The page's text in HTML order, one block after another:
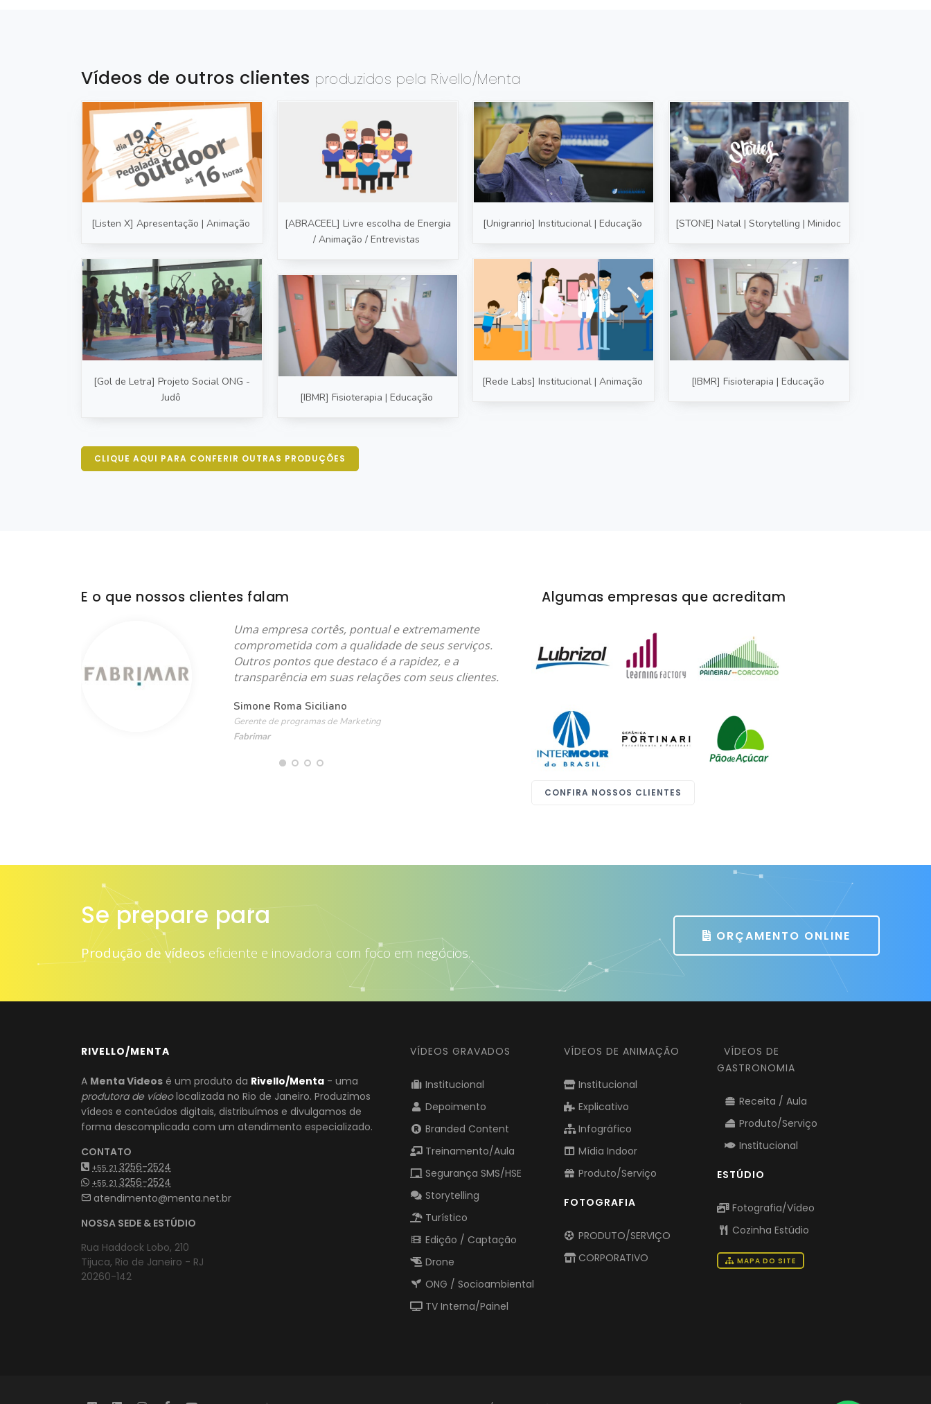
Vídeos de outros clientes produzidos pela Rivello/Menta
[Listen X] Apresentação | Animação
[ABRACEEL] Livre escolha de Energia
/ Animação / Entrevistas
[Unigranrio] Institucional | Educação [STONE] Natal | Storytelling | Minidoc
[Gol de Letra] Projeto Social ONG -
Judô
[Rede Labs] Institucional | Animação
[IBMR] Fisioterapia | Educação
[IBMR] Fisioterapia | Educação
CLIQUE AQUI PARA CONFERIR OUTRAS PRODUÇÕES
E o que nossos clientes falam
Uma empresa cortês, pontual e extremamente
comprometida com a qualidade de seus serviços.
Outros pontos que destaco é a rapidez, e a
transparência em suas relações com seus clientes.
Simone Roma Siciliano
Gerente de programas de Marketing
Fabrimar
solicitações. Equipe de Campo teve um
adequado no local de gravação e atendeu as
solicitações do cliente.
Commercial & Contracts Coordinator
Aeróleo Táxi Aéreo
Algumas empresas que acreditam
CONFIRA NOSSOS CLIENTES
Se prepare para
Produção de vídeos eficiente e inovadora com foco em negócios.
ORÇAMENTO ONLINE
RIVELLO/MENTA
A Menta Videos é um produto da Rivello/Menta - uma
produtora de vídeolocalizada no Rio de Janeiro. Produzimos
vídeos e conteúdos digitais, distribuímos e divulgamos de
forma descomplicada com um atendimento especializado.
CONTATO
+55 21 3256-2524
+55 21 3256-2524
atendimento@menta.net.br
NOSSA SEDE & ESTÚDIO
Rua Haddock Lobo, 210
Tijuca, Rio de Janeiro - RJ
20260-142
VÍDEOS GRAVADOS
Institucional
Depoimento
Branded Content
Treinamento/Aula
Segurança SMS/HSE
Storytelling
Turístico
Edição / Captação
Drone
ONG / Socioambiental
TV Interna/Painel
VÍDEOS DE ANIMAÇÃO
Institucional
Explicativo
Infográfico
Mídia Indoor
Produto/Serviço
FOTOGRAFIA
PRODUTO/SERVIÇO
CORPORATIVO
VÍDEOS DE
GASTRONOMIA
Receita / Aula
Produto/Serviço
Institucional
ESTÚDIO
Fotografia/Vídeo
Cozinha Estúdio
MAPA DO SITE